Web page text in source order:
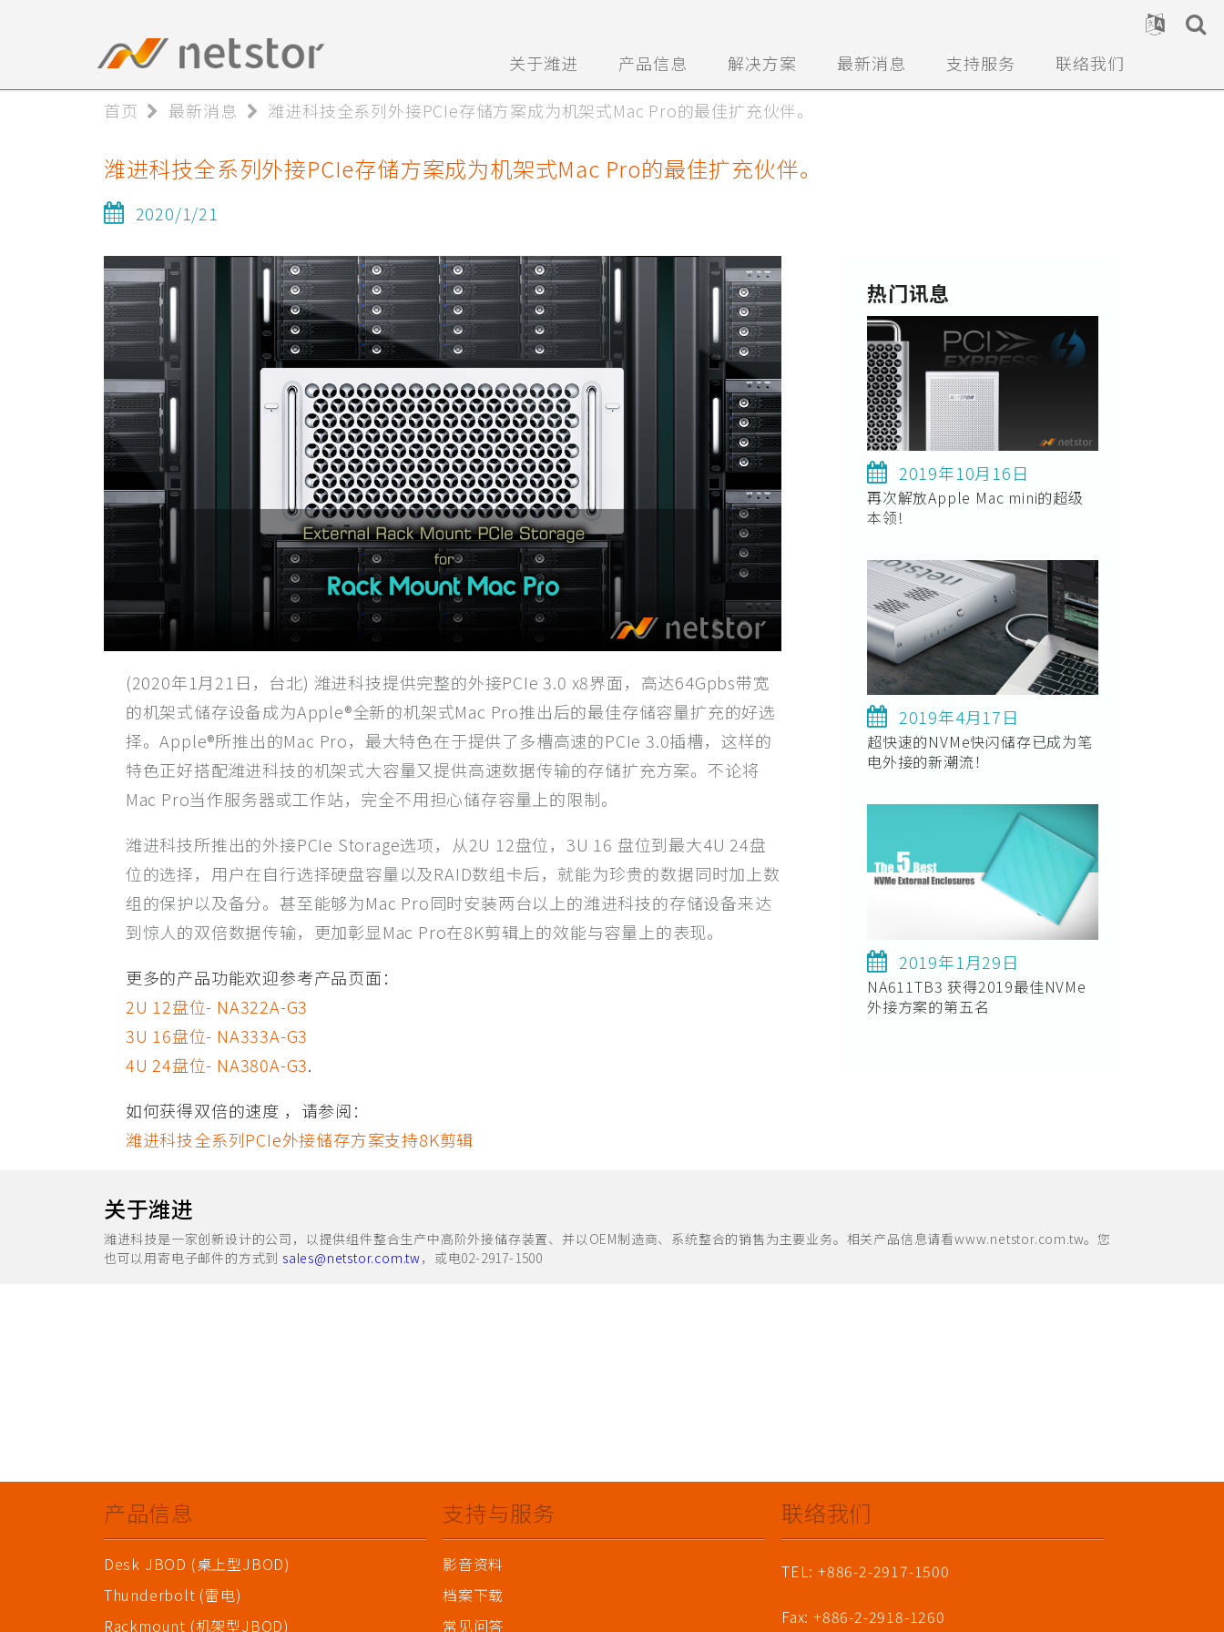
关于潍进 产品信息 解决方案 最新消息 支持服务
联络我们
首页
最新消息 潍进科技全系列外接PCIe存储方案成为机架式Mac Pro的最佳扩充伙伴。
潍进科技全系列外接PCIe存储方案成为机架式Mac Pro的最佳扩充伙伴。
2020/1/21
(2020年1月21日，台北) 潍进科技提供完整的外接PCIe 3.0 x8界面，高达64Gpbs带宽
的机架式储存设备成为Apple®全新的机架式Mac Pro推出后的最佳存储容量扩充的好选
择。Apple®所推出的Mac Pro，最大特色在于提供了多槽高速的PCIe 3.0插槽，这样的
特色正好搭配潍进科技的机架式大容量又提供高速数据传输的存储扩充方案。不论将
Mac Pro当作服务器或工作站，完全不用担心储存容量上的限制。
潍进科技所推出的外接PCIe Storage选项，从2U 12盘位，3U 16 盘位到最大4U 24盘
位的选择，用户在自行选择硬盘容量以及RAID数组卡后，就能为珍贵的数据同时加上数
组的保护以及备分。甚至能够为Mac Pro同时安装两台以上的潍进科技的存储设备来达
到惊人的双倍数据传输，更加彰显Mac Pro在8K剪辑上的效能与容量上的表现。
更多的产品功能欢迎参考产品页面：
2U 12盘位- NA322A-G3
3U 16盘位- NA333A-G3
4U 24盘位- NA380A-G3.
如何获得双倍的速度 ，请参阅：
潍进科技全系列PCIe外接储存方案支持8K剪辑
热门讯息
2019年10月16日
再次解放Apple Mac mini的超级
本领!
2019年4月17日
超快速的NVMe快闪储存已成为笔
电外接的新潮流！
2019年1月29日
NA611TB3 获得2019最佳NVMe
外接方案的第五名
关于潍进
潍进科技是一家创新设计的公司，以提供组件整合生产中高阶外接储存装置、并以OEM制造商、系统整合的销售为主要业务。相关产品信息请看www.netstor.com.tw。您
也可以用寄电子邮件的方式到 sales@netstor.com.tw，或电02-2917-1500
产品信息
Desk JBOD (桌上型JBOD)
Thunderbolt (雷电)
Rackmount (机架型JBOD)
支持与服务
影音资料
档案下载
常见问答
联络我们
TEL: +886-2-2917-1500
Fax: +886-2-2918-1260